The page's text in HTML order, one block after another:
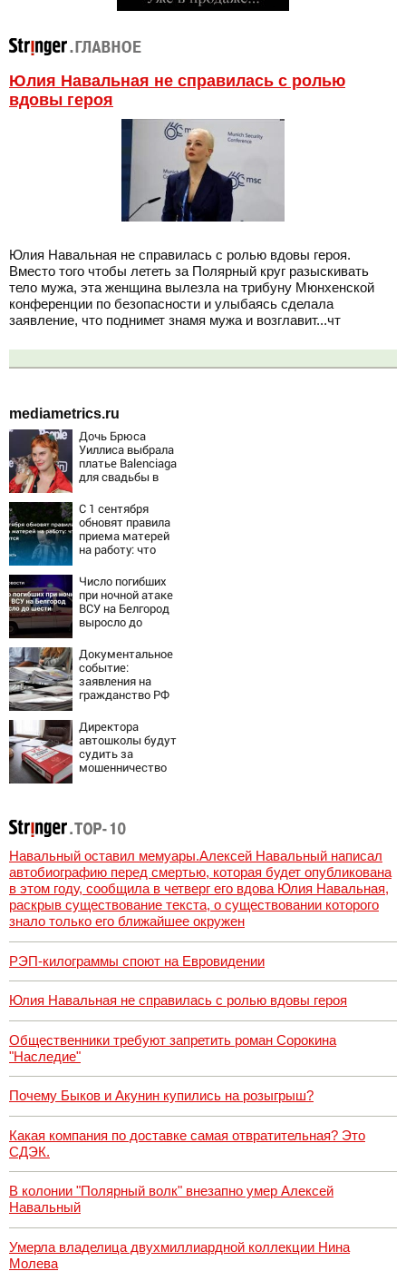
Юлия Навальная не справилась с ролью
вдовы героя
Юлия Навальная не справилась с ролью вдовы героя.
Вместо того чтобы лететь за Полярный круг разыскивать
тело мужа, эта женщина вылезла на трибуну Мюнхенской
конференции по безопасности и улыбаясь сделала
заявление, что поднимет знамя мужа и возглавит...чт
mediametrics.ru
Дочь Брюса
Уиллиса выбрала
платье Balenciaga
для свадьбы в
С 1 сентября
обновят правила
приема матерей
на работу: что
Число погибших
при ночной атаке
ВСУ на Белгород
выросло до
Документальное
событие:
заявления на
гражданство РФ
60 тыс. жителей
ПМР
Директора
автошколы будут
судить за
мошенничество
Навальный оставил мемуары.Алексей Навальный написал
автобиографию перед смертью, которая будет опубликована
в этом году, сообщила в четверг его вдова Юлия Навальная,
раскрыв существование текста, о существовании которого
знало только его ближайшее окружен
РЭП-килограммы споют на Евровидении
Юлия Навальная не справилась с ролью вдовы героя
Общественники требуют запретить роман Сорокина
"Наследие"
Почему Быков и Акунин купились на розыгрыш?
Какая компания по доставке самая отвратительная? Это
СДЭК.
В колонии "Полярный волк" внезапно умер Алексей
Навальный
Умерла владелица двухмиллиардной коллекции Нина
Молева